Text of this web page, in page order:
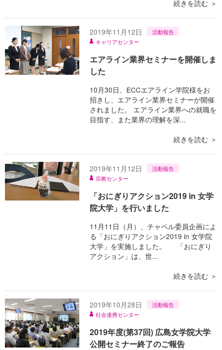
続きを読む ＞
2019年11月12日
活動報告
キャリアセンター
エアライン業界セミナーを開催しま
した
10月30日、ECCエアライン学院様をお
招きし、エアライン業界セミナーが開催
されました。 エアライン業界への就職を
目指す、また業界の理解を深...
続きを読む ＞
2019年11月12日
活動報告
宗教センター
「おにぎりアクション2019 in 女学
院大学」を行いました
11月11日（月）、チャペル委員企画によ
る「おにぎりアクション2019 in 女学院
大学」を実施しました。 「おにぎり
アクション」は、世...
続きを読む ＞
2019年10月28日
活動報告
社会連携センター
2019年度(第37回) 広島女学院大学
公開セミナー終了のご報告